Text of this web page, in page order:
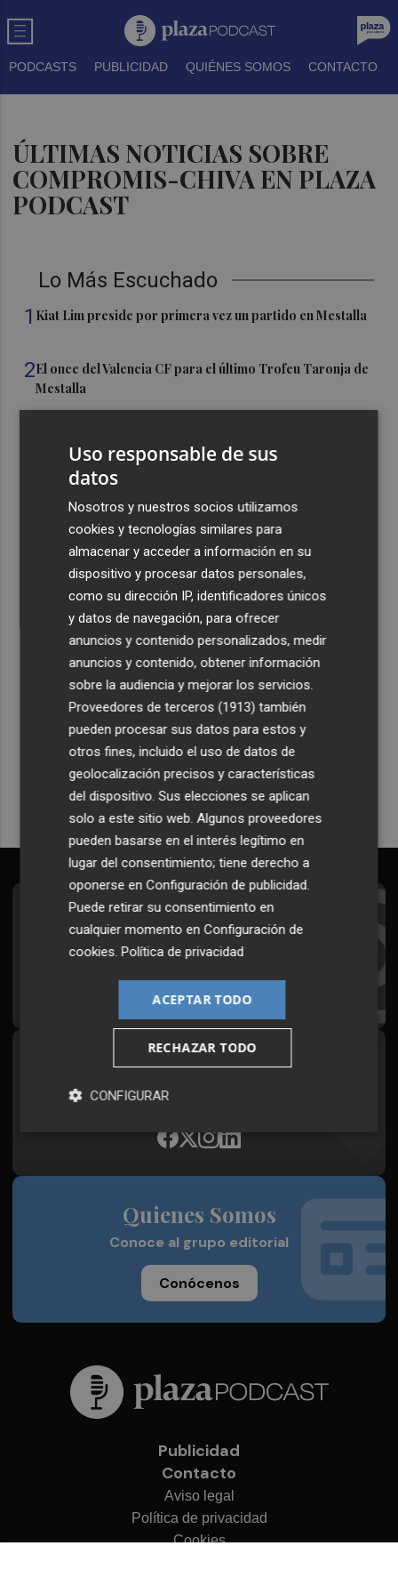
PODCASTS PUBLICIDAD QUIÉNES SOMOS CONTACTO
ÚLTIMAS NOTICIAS SOBRE
COMPROMIS-CHIVA EN PLAZA
PODCAST
Lo Más Escuchado
1 Kiat Lim preside por primera vez un partido en Mestalla
2El once del Valencia CF para el último Trofeu Taronja de
Mestalla
el día del eclipse
queremos ver en la Liga”
Ocho helicópteros, un avión y más de 100 brigadas se
movilizan en Moratalla por un incendio forestal
Recibe toda la actualidad de
Plaza Podcast en tu correo
Quiero suscribirme
Suscríbete al Boletín
Todos los días a primera hora en tu email
Síguenos en redes
Plaza Podcast, desde cualquier medio
Quienes Somos
Conoce al grupo editorial
Conócenos
Publicidad
Contacto
Aviso legal
Política de privacidad
Cookies
Uso responsable de sus
datos
Nosotros y nuestros socios utilizamos
cookies y tecnologías similares para
almacenar y acceder a información en su
dispositivo y procesar datos personales,
como su dirección IP, identificadores únicos
y datos de navegación, para ofrecer
anuncios y contenido personalizados, medir
anuncios y contenido, obtener información
sobre la audiencia y mejorar los servicios.
Proveedores de terceros (1913) también
pueden procesar sus datos para estos y
otros fines, incluido el uso de datos de
geolocalización precisos y características
del dispositivo. Sus elecciones se aplican
solo a este sitio web. Algunos proveedores
pueden basarse en el interés legítimo en
lugar del consentimiento; tiene derecho a
oponerse enConfiguración de publicidad.
Puede retirar su consentimiento en
cualquier momento enConfiguración de
cookies.Política de privacidad
ACEPTAR TODO
RECHAZAR TODO
CONFIGURAR